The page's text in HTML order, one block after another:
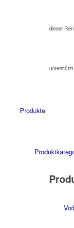
dieser
unterstützt
Produkte